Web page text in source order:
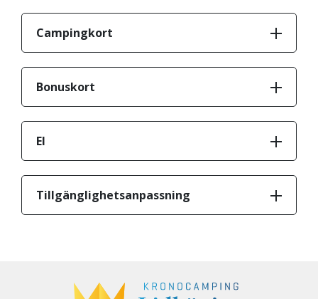
Campingkort
Bonuskort
El
Tillgänglighetsanpassning